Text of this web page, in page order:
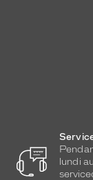
lundi